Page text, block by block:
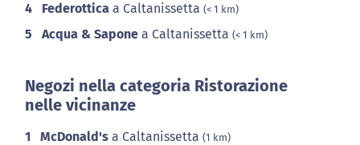
4 Federottica a Caltanissetta (< 1 km)
5 Acqua & Sapone a Caltanissetta (< 1 km)
Negozi nella categoria Ristorazione
nelle vicinanze
1 McDonald's a Caltanissetta (1 km)